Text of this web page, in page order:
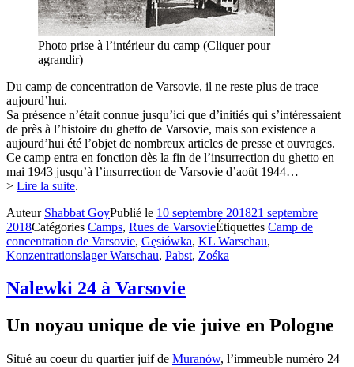
Photo prise à l’intérieur du camp (Cliquer pour
agrandir)
Du camp de concentration de Varsovie, il ne reste plus de trace
aujourd’hui.
Sa présence n’était connue jusqu’ici que d’initiés qui s’intéressaient
de près à l’histoire du ghetto de Varsovie, mais son existence a
aujourd’hui été l’objet de nombreux articles de presse et ouvrages.
Ce camp entra en fonction dès la fin de l’insurrection du ghetto en
mai 1943 jusqu’à l’insurrection de Varsovie d’août 1944…
> Lire la suite.
Auteur Shabbat GoyPublié le 10 septembre 201821 septembre
2018Catégories Camps, Rues de VarsovieÉtiquettes Camp de
concentration de Varsovie, Gęsiówka, KL Warschau,
Konzentrationslager Warschau, Pabst, Zośka
Nalewki 24 à Varsovie
Un noyau unique de vie juive en Pologne
Situé au coeur du quartier juif de Muranów, l’immeuble numéro 24